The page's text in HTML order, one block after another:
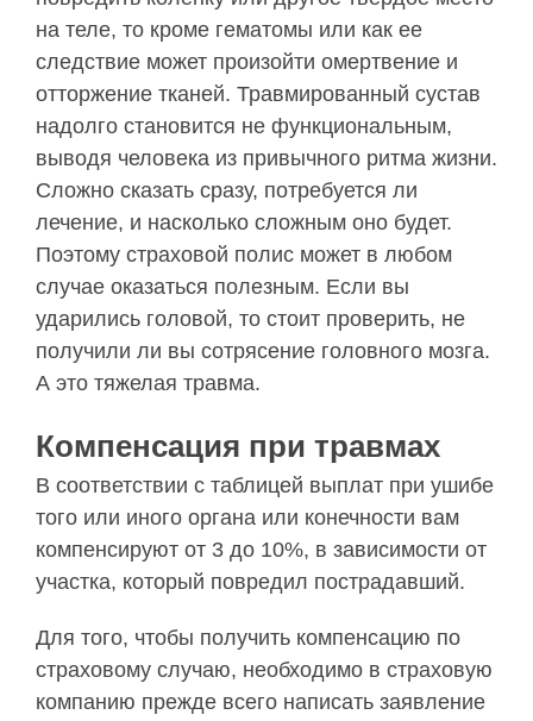
на теле, то кроме гематомы или как ее
следствие может произойти омертвение и
отторжение тканей. Травмированный сустав
надолго становится не функциональным,
выводя человека из привычного ритма жизни.
Сложно сказать сразу, потребуется ли
лечение, и насколько сложным оно будет.
Поэтому страховой полис может в любом
случае оказаться полезным. Если вы
ударились головой, то стоит проверить, не
получили ли вы сотрясение головного мозга.
А это тяжелая травма.
Компенсация при травмах
В соответствии с таблицей выплат при ушибе
того или иного органа или конечности вам
компенсируют от 3 до 10%, в зависимости от
участка, который повредил пострадавший.
Для того, чтобы получить компенсацию по
страховому случаю, необходимо в страховую
компанию прежде всего написать заявление